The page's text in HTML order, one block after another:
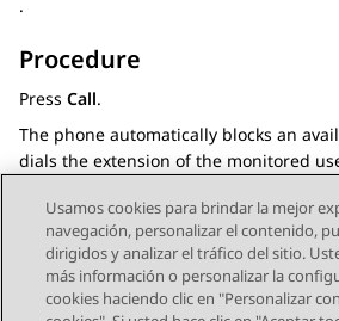
.
Procedure
Press Call.
The phone automatically blocks an
dials the extension of the monitored
Send Feedback
Usamos cookies para brindar la mejor
navegación, personalizar el contenido,
dirigidos y analizar el tráfico del sitio.
más información o personalizar la
cookies haciendo clic en "Personalizar